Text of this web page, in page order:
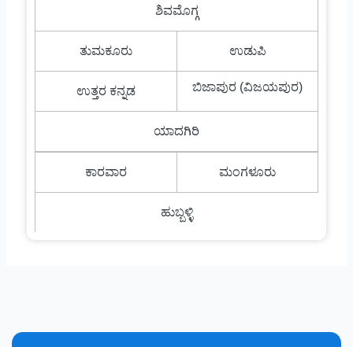
ಶಿವಮೊಗ್ಗ
ತುಮಕೂರು ಉಡುಪಿ
ಉತ್ತರ ಕನ್ನಡ ಬಿಜಾಪುರ (ವಿಜಯಪುರ)
ಯಾದಗಿರಿ
ಕಾರವಾರ ಮಂಗಳೂರು
ಹುಬ್ಬಳ್ಳಿ